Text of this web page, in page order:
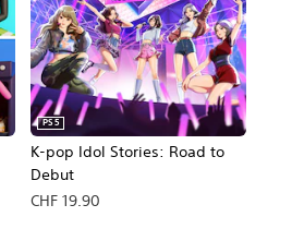
K-pop Idol Stories: Road to
Debut
PS5
CHF 19.90